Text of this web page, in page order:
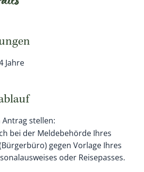
Jahre
stellen:
bei der Meldebehörde Ihres
gegen Vorlage Ihres
oder Reisepasses.